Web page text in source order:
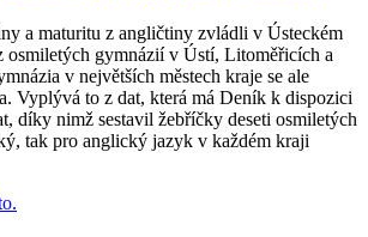
a maturitu z angličtiny zvládli v Ústeckém
osmiletých gymnázií v Ústí, Litoměřicích a
v největších městech kraje se ale
Vyplývá to z dat, která má Deník k dispozici
díky nimž sestavil žebříčky deseti osmiletých
tak pro anglický jazyk v každém kraji